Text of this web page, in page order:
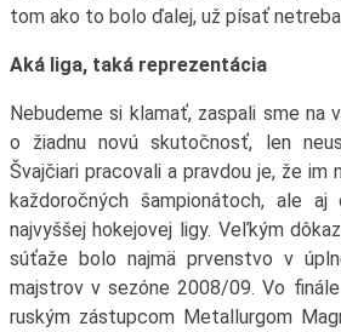
tom ako to bolo ďalej, už písať
Aká liga, taká reprezentácia
Nebudeme si klamať, zaspali sme na
o žiadnu novú skutočnosť, len
Švajčiari pracovali a pravdou je, že im
každoročných šampionátoch, ale aj
najvyššej hokejovej ligy. Veľkým
súťaže bolo najmä prvenstvo v
majstrov v sezóne 2008/09. Vo
ruským zástupcom Metallurgom